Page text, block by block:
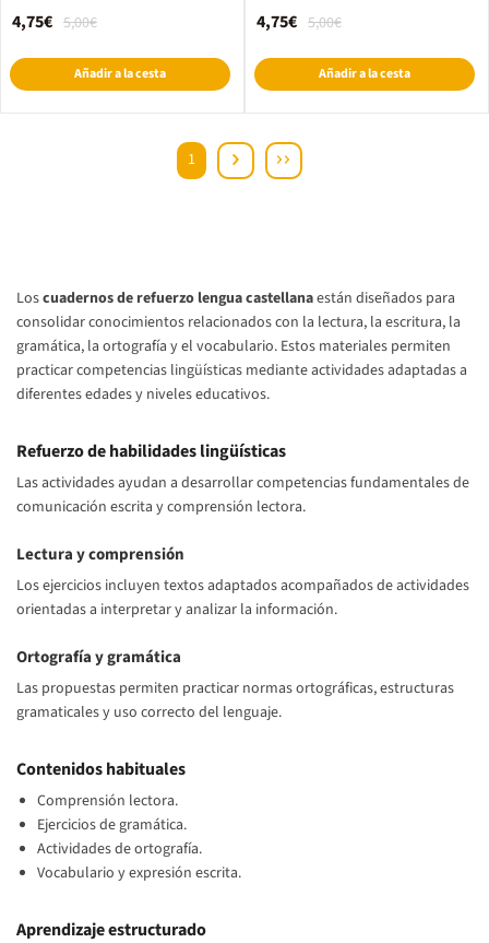
5,00€
4,75€
Añadir a la cesta
5,00€
4,75€
Añadir a la cesta
1
Loscuadernos de refuerzo lengua castellanaestán diseñados para
consolidar conocimientos relacionados con la lectura, la escritura, la
gramática, la ortografía y el vocabulario. Estos materiales permiten
practicar competencias lingüísticas mediante actividades adaptadas a
diferentes edades y niveles educativos.
Refuerzo de habilidades lingüísticas
Las actividades ayudan a desarrollar competencias fundamentales de
comunicación escrita y comprensión lectora.
Lectura y comprensión
Los ejercicios incluyen textos adaptados acompañados de actividades
orientadas a interpretar y analizar la información.
Ortografía y gramática
Las propuestas permiten practicar normas ortográficas, estructuras
gramaticales y uso correcto del lenguaje.
Contenidos habituales
Comprensión lectora.
Ejercicios de gramática.
Actividades de ortografía.
Vocabulario y expresión escrita.
Aprendizaje estructurado